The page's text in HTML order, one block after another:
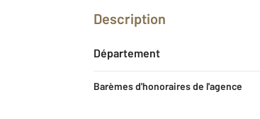
Description
Département
Barèmes d'honoraires de l'agence